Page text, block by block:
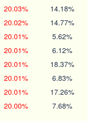
20.03% 14.18%
20.02% 14.77%
20.01% 5.62%
20.01% 6.12%
20.01% 18.37%
20.01% 6.83%
20.01% 17.26%
20.00% 7.68%